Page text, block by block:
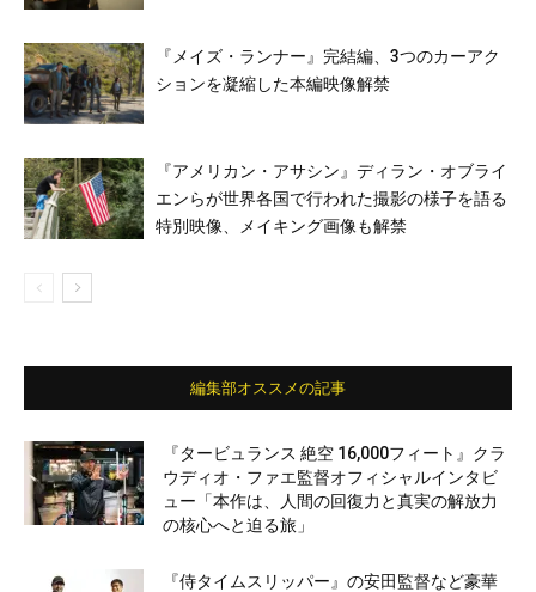
『メイズ・ランナー』完結編、3つのカーアク
ションを凝縮した本編映像解禁
『アメリカン・アサシン』ディラン・オブライ
エンらが世界各国で行われた撮影の様子を語る
特別映像、メイキング画像も解禁
編集部オススメの記事
『タービュランス 絶空 16,000フィート』クラ
ウディオ・ファエ監督オフィシャルインタビ
ュー「本作は、人間の回復力と真実の解放力
の核心へと迫る旅」
『侍タイムスリッパー』の安田監督など豪華